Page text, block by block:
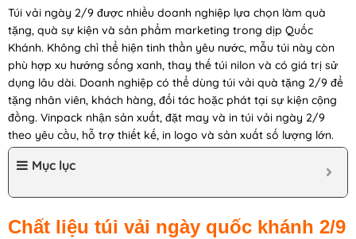
Túi vải ngày 2/9 được nhiều doanh nghiệp lựa chọn làm quà
tặng, quà sự kiện và sản phẩm marketing trong dịp Quốc
Khánh. Không chỉ thể hiện tinh thần yêu nước, mẫu túi này còn
phù hợp xu hướng sống xanh, thay thế túi nilon và có giá trị sử
dụng lâu dài. Doanh nghiệp có thể dùng túi vải quà tặng 2/9 để
tặng nhân viên, khách hàng, đối tác hoặc phát tại sự kiện cộng
đồng. Vinpack nhận sản xuất, đặt may và in túi vải ngày 2/9
theo yêu cầu, hỗ trợ thiết kế, in logo và sản xuất số lượng lớn.
Mục lục
Chất liệu túi vải ngày quốc khánh 2/9